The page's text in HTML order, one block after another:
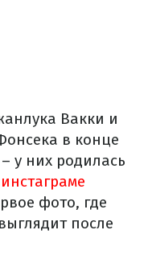
Вакки и
в конце
у них родилась
инстаграме
фото, где
после